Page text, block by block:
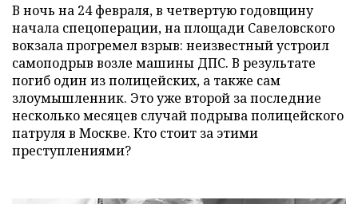
В ночь на 24 февраля, в четвертую годовщину
начала спецоперации, на площади Савеловского
вокзала прогремел взрыв: неизвестный устроил
самоподрыв возле машины ДПС. В результате
погиб один из полицейских, а также сам
злоумышленник. Это уже второй за последние
несколько месяцев случай подрыва полицейского
патруля в Москве. Кто стоит за этими
преступлениями?